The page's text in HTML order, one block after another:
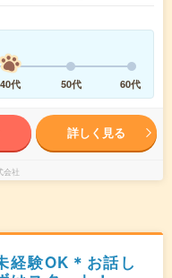
40代 50代 60代
詳しく見る
会社
経験OK＊お話し